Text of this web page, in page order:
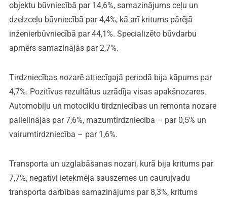
objektu būvniecībā par 14,6%, samazinājums ceļu un
dzelzceļu būvniecībā par 4,4%, kā arī kritums pārējā
inženierbūvniecībā par 44,1%. Specializēto būvdarbu
apmērs samazinājās par 2,7%.
Tirdzniecības nozarē attiecīgajā periodā bija kāpums par
4,7%. Pozitīvus rezultātus uzrādīja visas apakšnozares.
Automobiļu un motociklu tirdzniecības un remonta nozare
palielinājās par 7,6%, mazumtirdzniecība – par 0,5% un
vairumtirdzniecība – par 1,6%.
Transporta un uzglabāšanas nozari, kurā bija kritums par
7,7%, negatīvi ietekmēja sauszemes un cauruļvadu
transporta darbības samazinājums par 8,3%, kritums